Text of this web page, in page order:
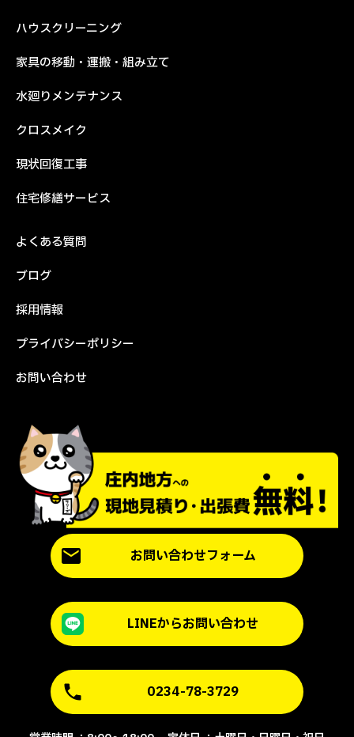
ハウスクリーニング
家具の移動・運搬・組み立て
水廻りメンテナンス
クロスメイク
現状回復工事
住宅修繕サービス
よくある質問
ブログ
採用情報
プライバシーポリシー
お問い合わせ
お問い合わせフォーム
LINEからお問い合わせ
0234-78-3729